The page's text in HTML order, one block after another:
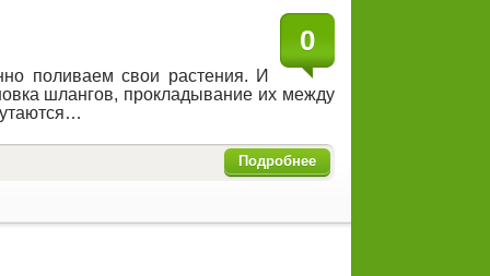
0
поливаем свои растения. И
шлангов, прокладывание их между
Подробнее